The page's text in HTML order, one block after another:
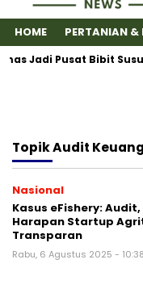
HOME PERTANIAN
Jadi Pusat Bibit Susu
TopikAudit
Nasional
Kasus eFishery: Audit,
Harapan Startup
Transparan
Rabu, 6 Agustus 2025 -